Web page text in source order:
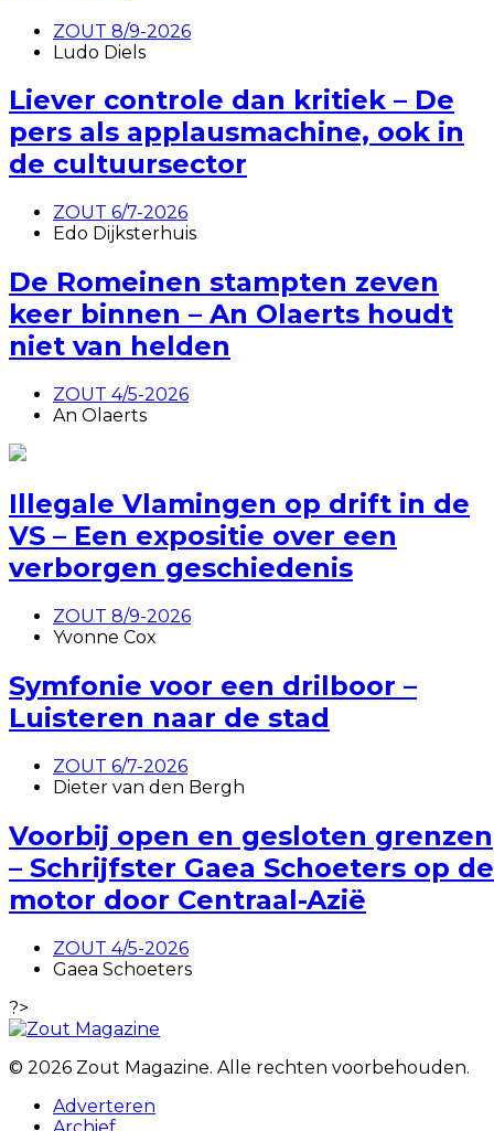
ZOUT 8/9-2026
Ludo Diels
Liever controle dan kritiek – De
pers als applausmachine, ook in
de cultuursector
ZOUT 6/7-2026
Edo Dijksterhuis
De Romeinen stampten zeven
keer binnen – An Olaerts houdt
niet van helden
ZOUT 4/5-2026
An Olaerts
Illegale Vlamingen op drift in de
VS – Een expositie over een
verborgen geschiedenis
ZOUT 8/9-2026
Yvonne Cox
Symfonie voor een drilboor –
Luisteren naar de stad
ZOUT 6/7-2026
Dieter van den Bergh
Voorbij open en gesloten grenzen
– Schrijfster Gaea Schoeters op de
motor door Centraal-Azië
ZOUT 4/5-2026
Gaea Schoeters
?>
© 2026 Zout Magazine. Alle rechten voorbehouden.
Adverteren
Archief